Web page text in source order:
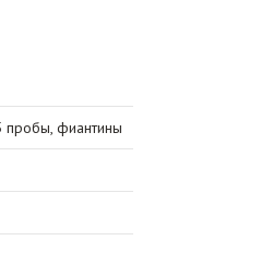
фиантины